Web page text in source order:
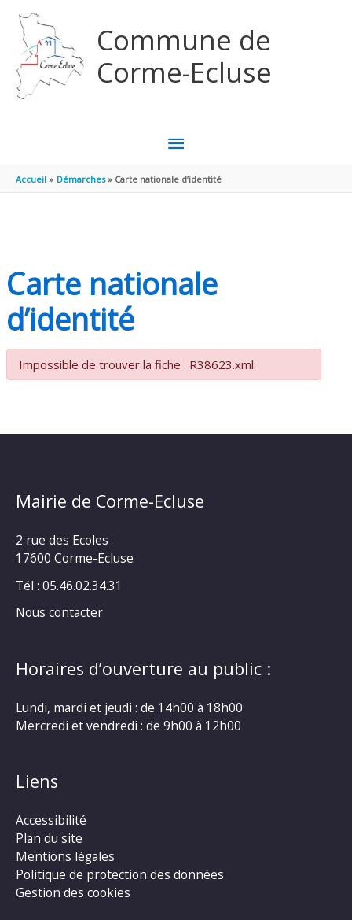
Commune de
Corme-Ecluse
MENU
PRINCIPAL
Accueil Démarches Carte nationale d’identité
Carte nationale
d’identité
Impossible de trouver la fiche : R38623.xml
Mairie de Corme-Ecluse
2 rue des Ecoles
17600 Corme-Ecluse
Tél : 05.46.02.34.31
Nous contacter
Horaires d’ouverture au public :
Lundi, mardi et jeudi : de 14h00 à 18h00
Mercredi et vendredi : de 9h00 à 12h00
Liens
Accessibilité
Plan du site
Mentions légales
Politique de protection des données
Gestion des cookies